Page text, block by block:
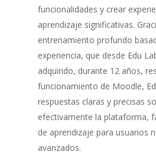
funcionalidades y crear
aprendizaje significativas.
entrenamiento profundo
experiencia, que desde Edu
adquirido, durante 12 años,
funcionamiento de Moodle,
respuestas claras y precisas
efectivamente la plataforma,
de aprendizaje para usuarios
avanzados.